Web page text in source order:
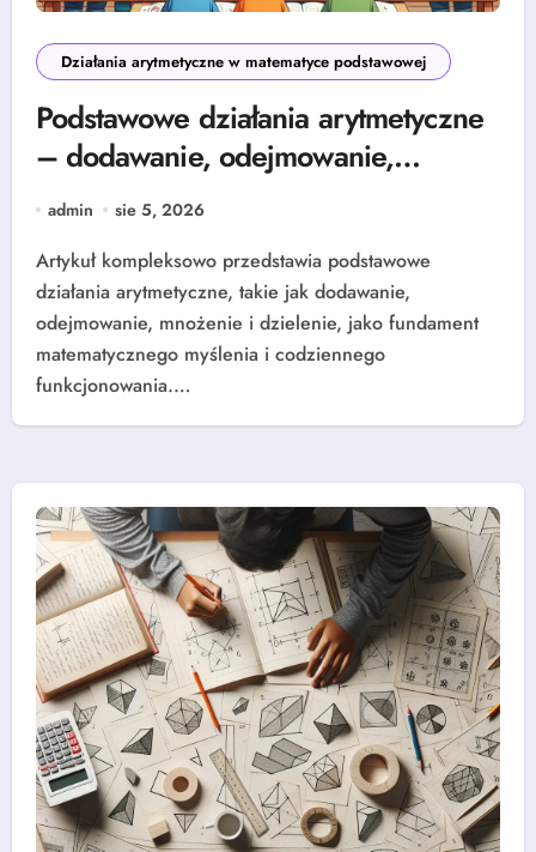
Działania arytmetyczne w matematyce podstawowej
Podstawowe działania arytmetyczne
– dodawanie, odejmowanie,
mnożenie i dzielenie
admin sie 5, 2026
Artykuł kompleksowo przedstawia podstawowe
działania arytmetyczne, takie jak dodawanie,
odejmowanie, mnożenie i dzielenie, jako fundament
matematycznego myślenia i codziennego
funkcjonowania.…